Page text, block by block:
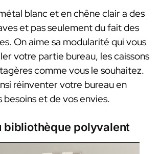
blanc et en chêne clair a des
et pas seulement du fait des
On aime sa modularité qui vous
votre partie bureau, les caissons
comme vous le souhaitez.
réinventer votre bureau en
et de vos envies.
bibliothèque polyvalent